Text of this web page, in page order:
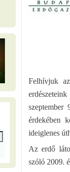
Felhívjuk
szeptember
érdekében
ideiglenes
Az erdő
szóló 2009.